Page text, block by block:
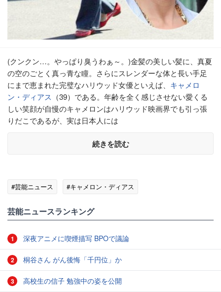
(クンクン…。やっぱり臭うわぁ～。)金髪の美しい髪に、真夏
の空のごとく真っ青な瞳。さらにスレンダーな体と長い手足
にまで恵まれた完璧なハリウッド女優といえば、 キャメロ
ン・ディアス （39）である。年齢を全く感じさせない愛くる
しい笑顔が自慢のキャメロンはハリウッド映画界でも引っ張
りだこであるが、実は日本人には
続きを読む
#芸能ニュース #キャメロン・ディアス
芸能ニュースランキング
1 深夜アニメに喫煙描写 BPOで議論
2 桐谷さん がん後悔「千円位」か
3 高校生の信子 勉強中の姿を公開